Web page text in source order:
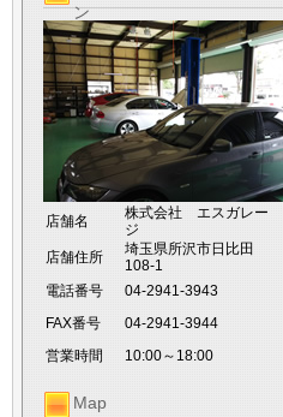
ン
店舗名
株式会社 エスガレー
ジ
店舗住所
埼玉県所沢市日比田
108-1
電話番号
04-2941-3943
FAX番号
04-2941-3944
営業時間
10:00～18:00
Map